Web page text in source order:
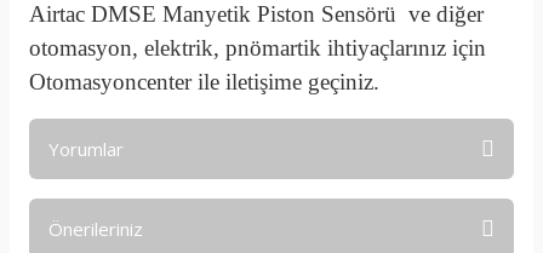
Airtac DMSE Manyetik Piston Sensörü ve diğer
otomasyon, elektrik, pnömartik ihtiyaçlarınız için
Otomasyoncenter ile iletişime geçiniz.
Yorumlar
Önerileriniz